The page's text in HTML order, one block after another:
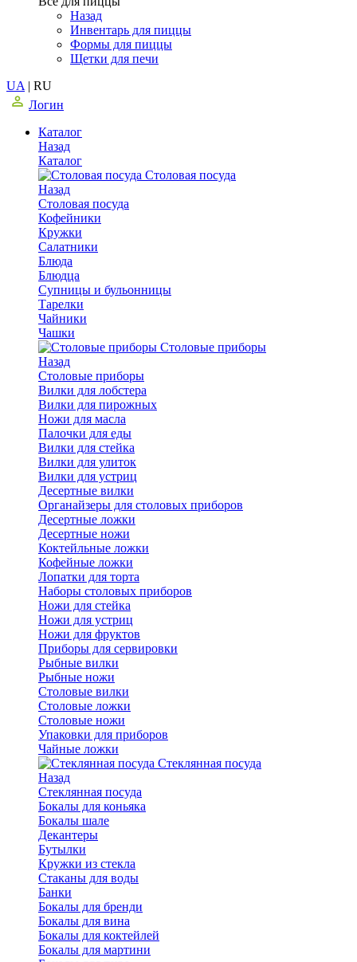
Назад
Инвентарь для пиццы
Формы для пиццы
Щетки для печи
UA | RU
Логин
Каталог
Назад
Каталог
Столовая посуда
Назад
Столовая посуда
Кофейники
Кружки
Салатники
Блюда
Блюдца
Супницы и бульонницы
Тарелки
Чайники
Чашки
Cтоловые приборы
Назад
Cтоловые приборы
Вилки для лобстера
Вилки для пирожных
Ножи для масла
Палочки для еды
Вилки для стейка
Вилки для улиток
Вилки для устриц
Десертные вилки
Органайзеры для столовых приборов
Десертные ложки
Десертные ножи
Коктейльные ложки
Кофейные ложки
Лопатки для торта
Наборы столовых приборов
Ножи для стейка
Ножи для устриц
Ножи для фруктов
Приборы для сервировки
Рыбные вилки
Рыбные ножи
Столовые вилки
Столовые ложки
Столовые ножи
Упаковки для приборов
Чайные ложки
Стеклянная посуда
Назад
Стеклянная посуда
Бокалы для коньяка
Бокалы шале
Декантеры
Бутылки
Кружки из стекла
Стаканы для воды
Банки
Бокалы для бренди
Бокалы для вина
Бокалы для коктейлей
Бокалы для мартини